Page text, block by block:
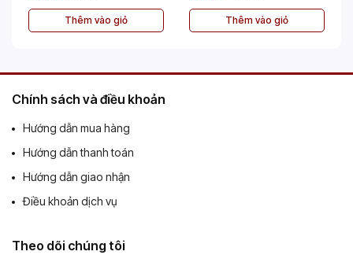
Thêm vào giỏ Thêm vào giỏ
Chính sách và điều khoản
Hướng dẫn mua hàng
Hướng dẫn thanh toán
Hướng dẫn giao nhận
Điều khoản dịch vụ
Theo dõi chúng tôi